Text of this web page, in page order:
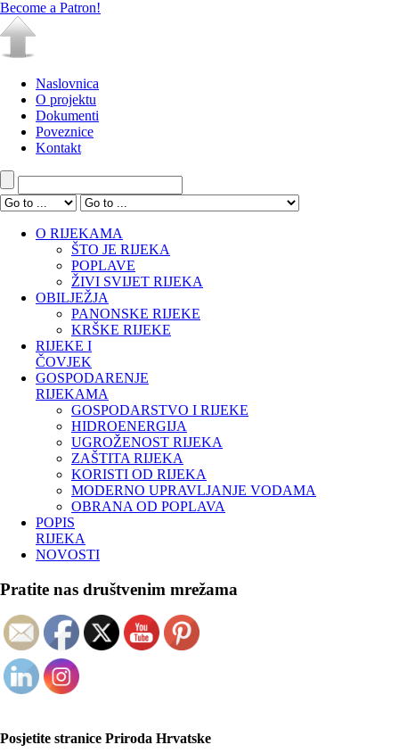
Become a Patron!
Naslovnica
O projektu
Dokumenti
Poveznice
Kontakt
O RIJEKAMA
ŠTO JE RIJEKA
POPLAVE
ŽIVI SVIJET RIJEKA
OBILJEŽJA
PANONSKE RIJEKE
KRŠKE RIJEKE
RIJEKE I
ČOVJEK
GOSPODARENJE
RIJEKAMA
GOSPODARSTVO I RIJEKE
HIDROENERGIJA
UGROŽENOST RIJEKA
ZAŠTITA RIJEKA
KORISTI OD RIJEKA
MODERNO UPRAVLJANJE VODAMA
OBRANA OD POPLAVA
POPIS
RIJEKA
NOVOSTI
Pratite nas društvenim mrežama
Posjetite stranice Priroda Hrvatske